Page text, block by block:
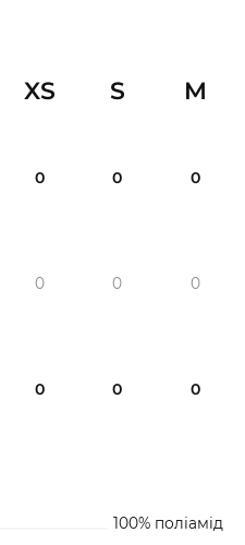
XS S M
0 0 0
0 0 0
0 0 0
100% поліамід